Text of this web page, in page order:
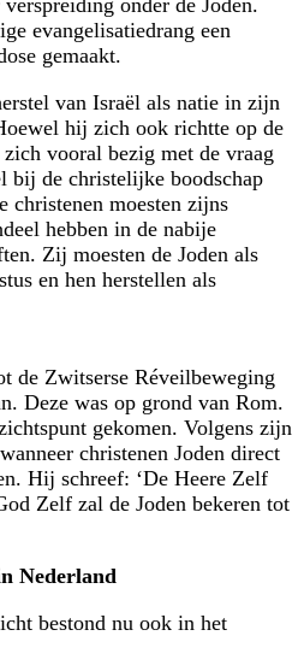
evangelisatiedrang een
gemaakt.
van Israël als natie in zijn
hij zich ook richtte op de
vooral bezig met de vraag
bij de christelijke boodschap
christenen moesten zijns
hebben in de nabije
Zij moesten de Joden als
en hen herstellen als
de Zwitserse Réveilbeweging
Deze was op grond van Rom.
gekomen. Volgens zijn
christenen Joden direct
Hij schreef: ‘De Heere Zelf
Zelf zal de Joden bekeren tot
Nederland
bestond nu ook in het